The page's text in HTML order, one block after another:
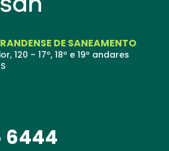
DE SANEAMENTO
120 – 17º, 18º e 19º andares
6444